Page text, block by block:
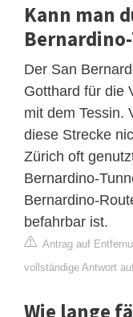
Kann man
Der San
Gotthard für die
mit dem Tessin.
diese Strecke
Zürich oft
Bernardino-
Bernardino-
befahrbar ist.
Antrag auf
vollständige Antwort
Wie lange